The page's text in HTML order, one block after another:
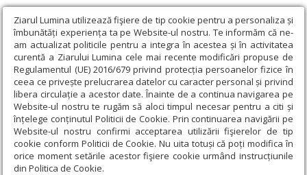
Ziarul Lumina utilizează fişiere de tip cookie pentru a personaliza și
îmbunătăți experiența ta pe Website-ul nostru. Te informăm că ne-
am actualizat politicile pentru a integra în acestea și în activitatea
curentă a Ziarului Lumina cele mai recente modificări propuse de
Regulamentul (UE) 2016/679 privind protecția persoanelor fizice în
ceea ce privește prelucrarea datelor cu caracter personal și privind
libera circulație a acestor date. Înainte de a continua navigarea pe
Website-ul nostru te rugăm să aloci timpul necesar pentru a citi și
înțelege conținutul Politicii de Cookie. Prin continuarea navigării pe
Website-ul nostru confirmi acceptarea utilizării fişierelor de tip
cookie conform Politicii de Cookie. Nu uita totuși că poți modifica în
orice moment setările acestor fişiere cookie urmând instrucțiunile
din Politica de Cookie.
Ziarul Lumina › Teologie și spiritualitate ›
Evanghelia de
Duminică › Creştere şi urcuş duhovnicesc prin virtuţi
Creştere şi urcuş duhovnicesc prin virtuţi